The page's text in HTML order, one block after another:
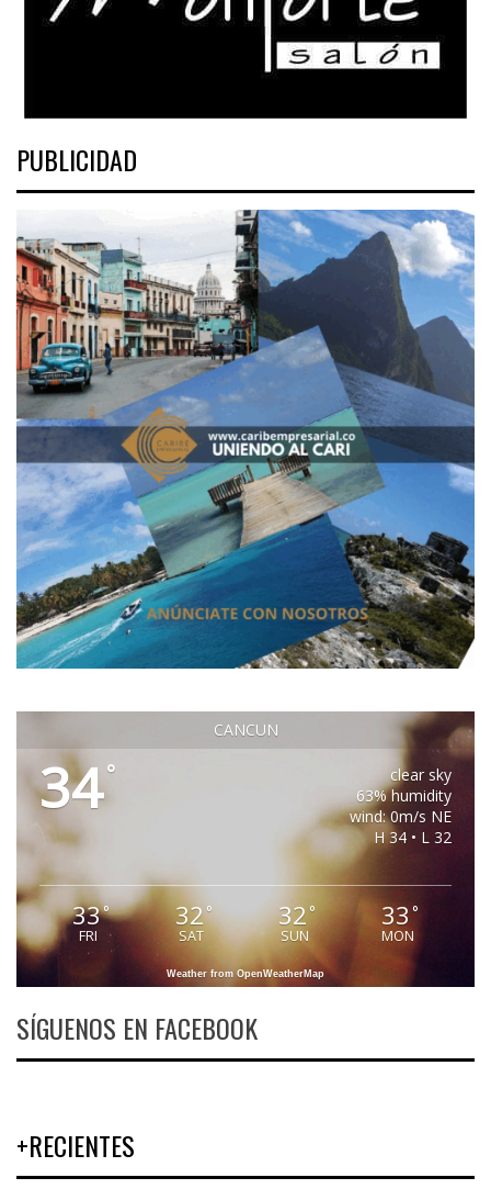
PUBLICIDAD
CANCUN
34°
clear sky
63% humidity
wind: 0m/s NE
H 34 • L 32
33°
FRI
32°
SAT
32°
SUN
33 °
MON
Weather from OpenWeatherMap
SÍGUENOS EN FACEBOOK
+RECIENTES